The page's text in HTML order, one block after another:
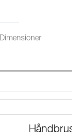
Dimensioner